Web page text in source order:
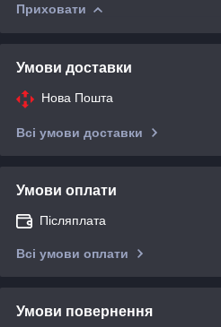
Приховати
Умови доставки
Нова Пошта
Всі умови доставки
Умови оплати
Післяплата
Всі умови оплати
Умови повернення